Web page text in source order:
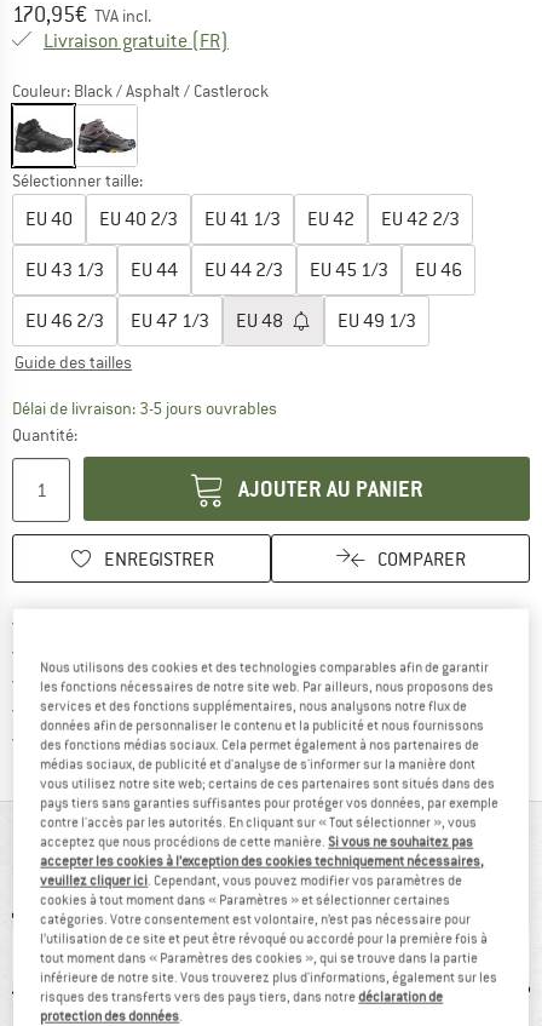
Prix:
170,95€ TVA incl.
Livraison gratuite (FR)
Couleur: Black / Asphalt / Castlerock
Sélectionner taille:
EU 40 EU 40 2/3 EU 41 1/3 EU 42 EU 42 2/3
EU 43 1/3 EU 44 EU 44 2/3 EU 45 1/3 EU 46
EU 46 2/3 EU 47 1/3 EU 48 EU 49 1/3
Guide des tailles
Délai de livraison: 3-5 jours ouvrablesLe lien s'ouvre dans une boîte
Quantité:
AJOUTER AU PANIER
ENREGISTRER COMPARER
> 4 000 000 clients satisfaits
Tous les articles disponibles
Protection des acheteurs de Trusted ShopsTrouve toutes les
VUE D'ENSEMBLE
Nous utilisons des cookies et des technologies comparables afin de garantir
les fonctions nécessaires de notre site web. Par ailleurs, nous proposons des
services et des fonctions supplémentaires, nous analysons notre flux de
données afin de personnaliser le contenu et la publicité et nous fournissons
des fonctions médias sociaux. Cela permet également à nos partenaires de
médias sociaux, de publicité et d'analyse de s'informer sur la manière dont
vous utilisez notre site web; certains de ces partenaires sont situés dans des
pays tiers sans garanties suffisantes pour protéger vos données, par exemple
contre l'accès par les autorités. En cliquant sur « Tout sélectionner », vous
acceptez que nous procédions de cette manière.Si vous ne souhaitez pas
accepter les cookies à l’exception des cookies techniquement nécessaires,
veuillez cliquer ici. Cependant, vous pouvez modifier vos paramètres de
cookies à tout moment dans « Paramètres » et sélectionner certaines
catégories. Votre consentement est volontaire, n’est pas nécessaire pour
l’utilisation de ce site et peut être révoqué ou accordé pour la première fois à
tout moment dans « Paramètres des cookies », qui se trouve dans la partie
inférieure de notre site. Vous trouverez plus d'informations, également sur les
risques des transferts vers des pays tiers, dans notredéclaration de
protection des données.